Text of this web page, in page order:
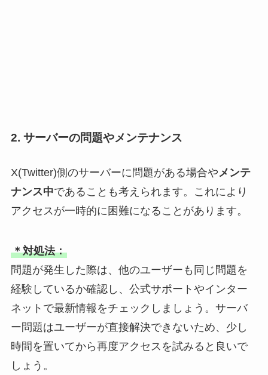
2. サーバーの問題やメンテナンス
X(Twitter)側のサーバーに問題がある場合や メンテ
ナンス中であることも考えられます。これにより
アクセスが一時的に困難になることがあります。
＊対処法：
問題が発生した際は、他のユーザーも同じ問題を
経験しているか確認し、公式サポートやインター
ネットで最新情報をチェックしましょう。サーバ
ー問題はユーザーが直接解決できないため、少し
時間を置いてから再度アクセスを試みると良いで
しょう。